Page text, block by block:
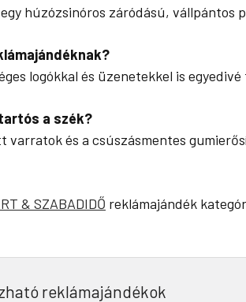
húzózsinóros záródású, vállpántos
logókkal és üzenetekkel is
a szék?
varratok és a csúszásmentes
& SZABADIDŐ reklámajándék
reklámajándékok